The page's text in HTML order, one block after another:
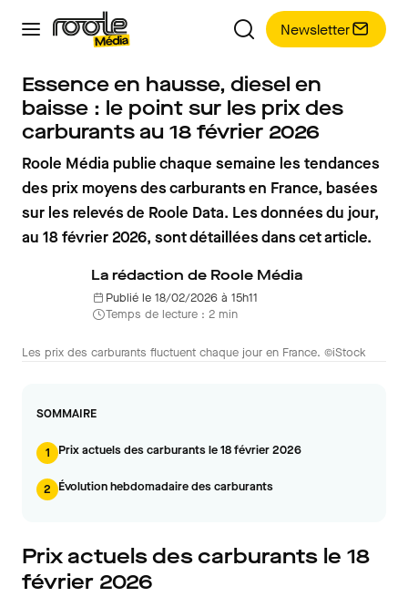
Newsletter
Essence en hausse, diesel en
baisse : le point sur les prix des
carburants au 18 février 2026
Roole Média publie chaque semaine les tendances
des prix moyens des carburants en France, basées
sur les relevés de Roole Data. Les données du jour,
au 18 février 2026, sont détaillées dans cet article.
La rédaction de Roole Média
Publié le 18/02/2026 à 15h11
Temps de lecture : 2 min
Les prix des carburants fluctuent chaque jour en France. ©iStock
SOMMAIRE
1 Prix actuels des carburants le 18 février 2026
2 Évolution hebdomadaire des carburants
Prix actuels des carburants le 18
février 2026